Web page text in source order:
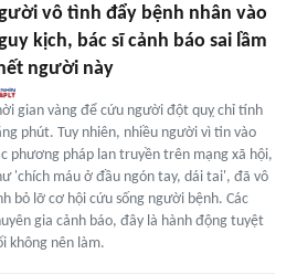
vô tình đẩy bệnh nhân vào
kịch, bác sĩ cảnh báo sai lầm
người này
gian vàng để cứu người đột quỵ chỉ tính
phút. Tuy nhiên, nhiều người vì tin vào
phương pháp lan truyền trên mạng xã hội,
'chích máu ở đầu ngón tay, dái tai', đã vô
bỏ lỡ cơ hội cứu sống người bệnh. Các
gia cảnh báo, đây là hành động tuyệt
không nên làm.